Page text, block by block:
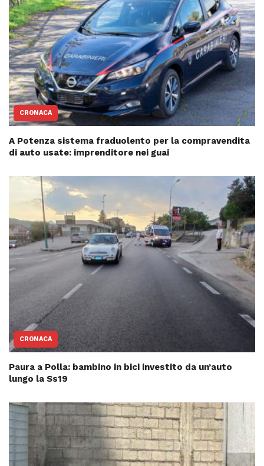
CRONACA
A Potenza sistema fraduolento per la compravendita
di auto usate: imprenditore nei guai
CRONACA
Paura a Polla: bambino in bici investito da un’auto
lungo la Ss19